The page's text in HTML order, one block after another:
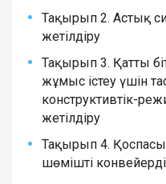
Тақырып 2. Астық
жетілдіру
Тақырып 3. Қатты
жұмыс істеу үшін
конструктивтік-
жетілдіру
Тақырып 4. Қоспасы
шөмішті